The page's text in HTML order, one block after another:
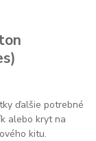
ďalšie potrebné
alebo kryt na
kitu.